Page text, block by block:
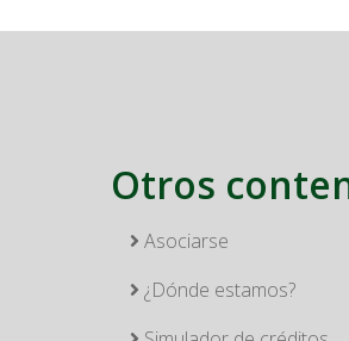
Otros
Asociarse
¿Dónde estamos?